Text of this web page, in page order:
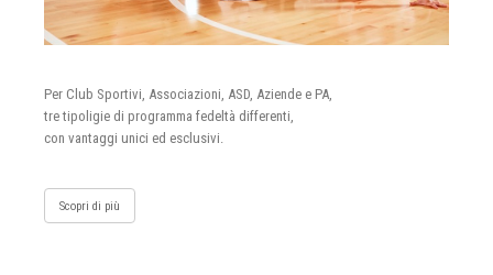
Per Club Sportivi, Associazioni, ASD, Aziende e PA,
tre tipoligie di programma fedeltà differenti,
con vantaggi unici ed esclusivi.
Scopri di più